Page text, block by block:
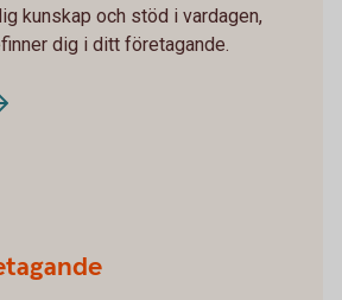
kunskap och stöd i vardagen,
dig i ditt företagande.